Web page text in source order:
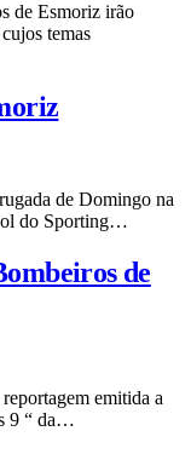
de Esmoriz irão
temas
de Domingo na
do Sporting…
de
emitida a
9 “ da…